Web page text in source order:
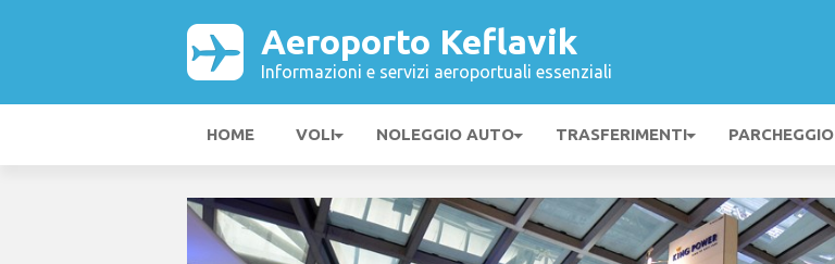
Aeroporto Keflavik
Informazioni e servizi aeroportuali essenziali
HOME VOLI NOLEGGIO AUTO TRASFERIMENTI PARCHEGGIO